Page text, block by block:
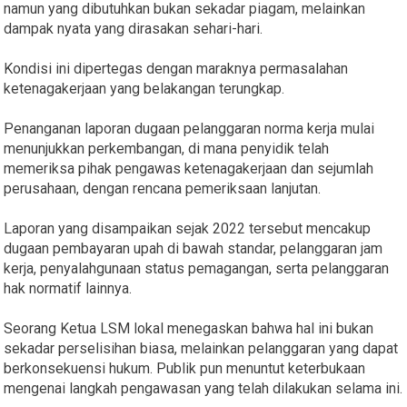
namun yang dibutuhkan bukan sekadar piagam, melainkan
dampak nyata yang dirasakan sehari-hari.
Kondisi ini dipertegas dengan maraknya permasalahan
ketenagakerjaan yang belakangan terungkap.
Penanganan laporan dugaan pelanggaran norma kerja mulai
menunjukkan perkembangan, di mana penyidik telah
memeriksa pihak pengawas ketenagakerjaan dan sejumlah
perusahaan, dengan rencana pemeriksaan lanjutan.
Laporan yang disampaikan sejak 2022 tersebut mencakup
dugaan pembayaran upah di bawah standar, pelanggaran jam
kerja, penyalahgunaan status pemagangan, serta pelanggaran
hak normatif lainnya.
Seorang Ketua LSM lokal menegaskan bahwa hal ini bukan
sekadar perselisihan biasa, melainkan pelanggaran yang dapat
berkonsekuensi hukum. Publik pun menuntut keterbukaan
mengenai langkah pengawasan yang telah dilakukan selama ini.